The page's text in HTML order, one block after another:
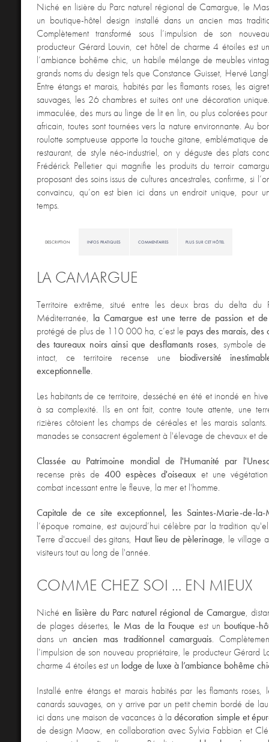
Niché en lisière du Parc naturel régional de Camargue, le
un boutique-hôtel design installé dans un ancien mas
Complètement transformé sous l’impulsion de son
producteur Gérard Louvin, cet hôtel de charme 4 étoiles est
l’ambiance bohême chic, un habile mélange de meubles
grands noms du design tels que Constance Guisset, Hervé
Entre étangs et marais, habités par les flamants roses, les
sauvages, les 26 chambres et suites ont une décoration
immaculée, des murs au linge de lit en lin, ou plus colorées
africain, toutes sont tournées vers la nature environnante. Au
roulotte somptueuse apporte la touche gitane, emblématique
restaurant, de style néo-industriel, on y déguste des plats
Frédérick Pelletier qui magnifie les produits du terroir
proposant des soins issus de cultures ancestrales, confirme, si
convaincu, qu’on est bien ici dans un endroit unique, pour
temps.
DESCRIPTION INFOS PRATIQUES COMMENTAIRES PLUS SUR CET HÔTEL
LA CAMARGUE
Territoire extrême, situé entre les deux bras du delta du
Méditerranée, la Camargue est une terre de passion et
protégé de plus de 110 000 ha, c’est le pays des marais, des
des taureaux noirs ainsi que desflamants roses, symbole
intact, ce territoire recense une biodiversité
exceptionnelle.
Les habitants de ce territoire, desséché en été et inondé en
à sa complexité. Ils en ont fait, contre toute attente, une
rizières côtoient les champs de céréales et les marais
manades se consacrent également à l'élevage de chevaux et
Classée au Patrimoine mondial de l'Humanité par
recense près de 400 espèces d'oiseaux et une
combat incessant entre le fleuve, la mer et l'homme.
Capitale de ce site exceptionnel, les Saintes-Marie-de-la-
l’époque romaine, est aujourd’hui célèbre par la tradition
Terre d'accueil des gitans, Haut lieu de pèlerinage, le village
visiteurs tout au long de l'année.
COMME CHEZ SOI … EN MIEUX
Nichéen lisière du Parc naturel régional de Camargue,
de plages désertes, le Mas de la Fouque est un boutique-
dans un ancien mas traditionnel camarguais.
l’impulsion de son nouveau propriétaire, le producteur Gérard
charme 4 étoiles est un lodge de luxe à l’ambiance bohême
Installé entre étangs et marais habités par les flamants roses,
canards sauvages, on y arrive par un petit chemin bordé de
ici dans une maison de vacances à ladécoration simple et
de design Maow, en collaboration avec Sylvia Fabbian et